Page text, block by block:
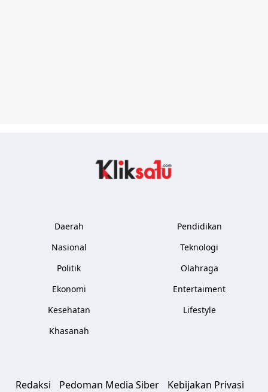
Daerah
Nasional
Politik
Ekonomi
Kesehatan
Khasanah
Pendidikan
Teknologi
Olahraga
Entertaiment
Lifestyle
Redaksi Pedoman Media Siber Kebijakan Privasi